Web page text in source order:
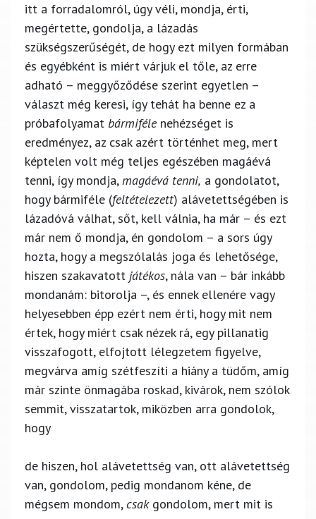
itt a forradalomról, úgy véli, mondja, érti,
megértette, gondolja, a lázadás
szükségszerűségét, de hogy ezt milyen formában
és egyébként is miért várjuk el tőle, az erre
adható – meggyőződése szerint egyetlen –
választ még keresi, így tehát ha benne ez a
próbafolyamat bármifélenehézséget is
eredményez, az csak azért történhet meg, mert
képtelen volt még teljes egészében magáévá
tenni, így mondja, magáévá tenni, a gondolatot,
hogy bármiféle (feltételezett) alávetettségében is
lázadóvá válhat, sőt, kell válnia, ha már – és ezt
már nem ő mondja, én gondolom – a sors úgy
hozta, hogy a megszólalás joga és lehetősége,
hiszen szakavatott játékos, nála van – bár inkább
mondanám: bitorolja –, és ennek ellenére vagy
helyesebben épp ezért nem érti, hogy mit nem
értek, hogy miért csak nézek rá, egy pillanatig
visszafogott, elfojtott lélegzetem figyelve,
megvárva amíg szétfeszíti a hiány a tüdőm, amíg
már szinte önmagába roskad, kivárok, nem szólok
semmit, visszatartok, miközben arra gondolok,
hogy
de hiszen, hol alávetettség van, ott alávetettség
van, gondolom, pedig mondanom kéne, de
mégsem mondom, csakgondolom, mert mit is